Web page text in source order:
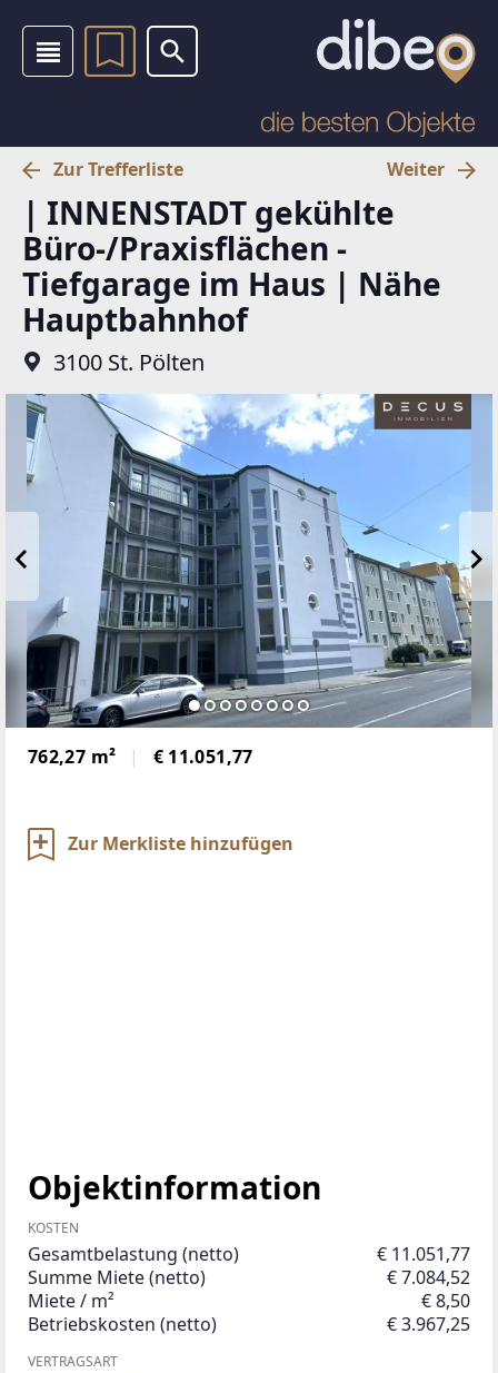
Zur Trefferliste Weiter
| INNENSTADT gekühlte
Büro-/Praxisflächen -
Tiefgarage im Haus | Nähe
Hauptbahnhof
3100 St. Pölten
762,27 m² € 11.051,77
Zur Merkliste hinzufügen
Objektinformation
KOSTEN
Gesamtbelastung (netto)
€ 11.051,77
Summe Miete (netto)
€ 7.084,52
Miete / m²
€ 8,50
Betriebskosten (netto)
€ 3.967,25
VERTRAGSART